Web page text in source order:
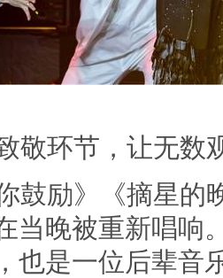
敬环节，让无数
你鼓励》《摘星
当晚被重新唱响
也是一位后辈音